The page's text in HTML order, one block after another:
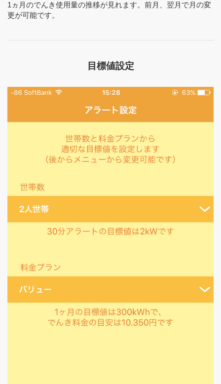
1ヵ月のでんき使用量の推移が見れます。前月、翌月で月の変
更が可能です。
目標値設定